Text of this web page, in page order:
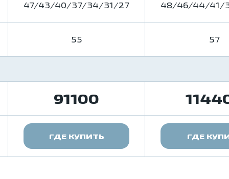
47/43/40/37/34/31/27 48/46/44/41/
55 57
91100
ГДЕ КУПИТЬ ГДЕ